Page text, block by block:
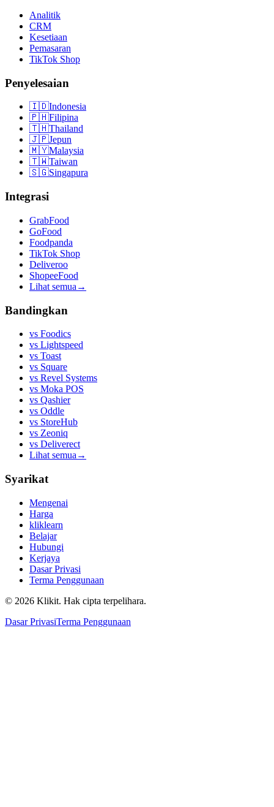
Analitik
CRM
Kesetiaan
Pemasaran
TikTok Shop
Penyelesaian
🇮🇩Indonesia
🇵🇭Filipina
🇹🇭Thailand
🇯🇵Jepun
🇲🇾Malaysia
🇹🇼Taiwan
🇸🇬Singapura
Integrasi
GrabFood
GoFood
Foodpanda
TikTok Shop
Deliveroo
ShopeeFood
Lihat semua →
Bandingkan
vs Foodics
vs Lightspeed
vs Toast
vs Square
vs Revel Systems
vs Moka POS
vs Qashier
vs Oddle
vs StoreHub
vs Zeoniq
vs Deliverect
Lihat semua →
Syarikat
Mengenai
Harga
kliklearn
Belajar
Hubungi
Kerjaya
Dasar Privasi
Terma Penggunaan
© 2026 Klikit. Hak cipta terpelihara.
Dasar PrivasiTerma Penggunaan